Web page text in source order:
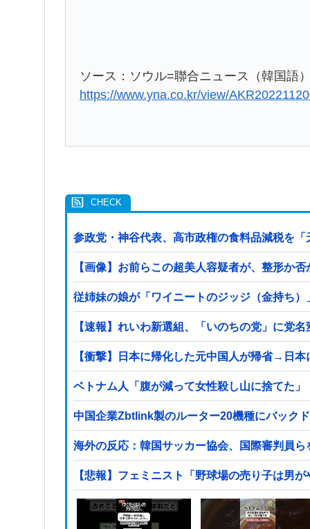
ソース：ソウル=聯合ニュース（韓国語
https://www.yna.co.kr/view/
参政党・神谷代表、高市政権の食料品減税を
【画像】お前らこの超美人容疑者が、整形か
従姉妹の娘が「ワイニートのジッジ（金持ち
【速報】れいわ新選組、「いのちの党」に党名
【衝撃】日本に帰化した元中国人が帰省→日
ベトナム人「腹が減って女性殺し山に捨てた」
中国企業Zbtlink製のルーター20機種にバック
海外の反応：韓国サッカー協会、国際審判員ら
【悲報】フェミニスト「野球場の売り子は男